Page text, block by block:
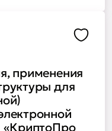
применения
для
«КриптоПро